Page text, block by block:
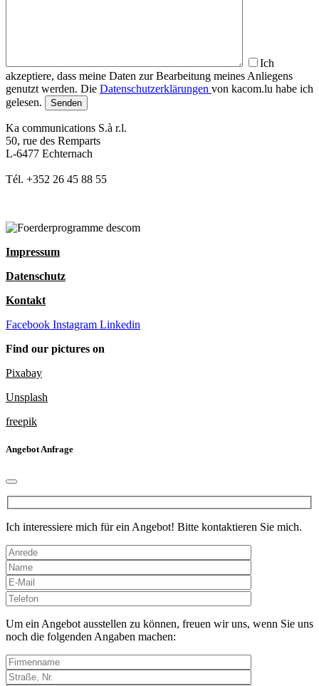
Ich
akzeptiere, dass meine Daten zur Bearbeitung meines Anliegens
genutzt werden. Die Datenschutzerklärungen von kacom.lu habe ich
gelesen.
Ka communications S.à r.l.
50, rue des Remparts
L-6477 Echternach
Tél. +352 26 45 88 55
Impressum
Datenschutz
Kontakt
Facebook Instagram Linkedin
Find our pictures on
Pixabay
Unsplash
freepik
Angebot Anfrage
Ich interessiere mich für ein Angebot! Bitte kontaktieren Sie mich.
Bitte
lasse
dieses
Feld
Um ein Angebot ausstellen zu können, freuen wir uns, wenn Sie uns
noch die folgenden Angaben machen: